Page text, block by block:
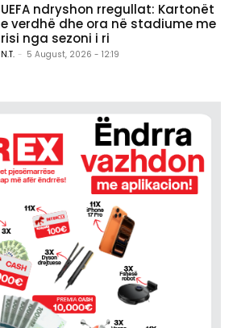
UEFA ndryshon rregullat: Kartonët
e verdhë dhe ora në stadiume me
risi nga sezoni i ri
N.T. - 5 August, 2026 - 12:19